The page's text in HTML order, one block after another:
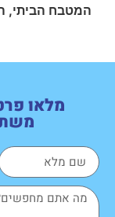
המטבח הביתי,
מלאו